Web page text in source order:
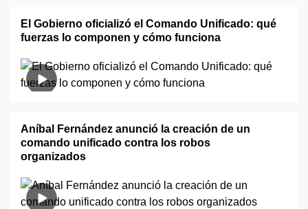
El Gobierno oficializó el Comando Unificado: qué
fuerzas lo componen y cómo funciona
Aníbal Fernández anunció la creación de un
comando unificado contra los robos
organizados